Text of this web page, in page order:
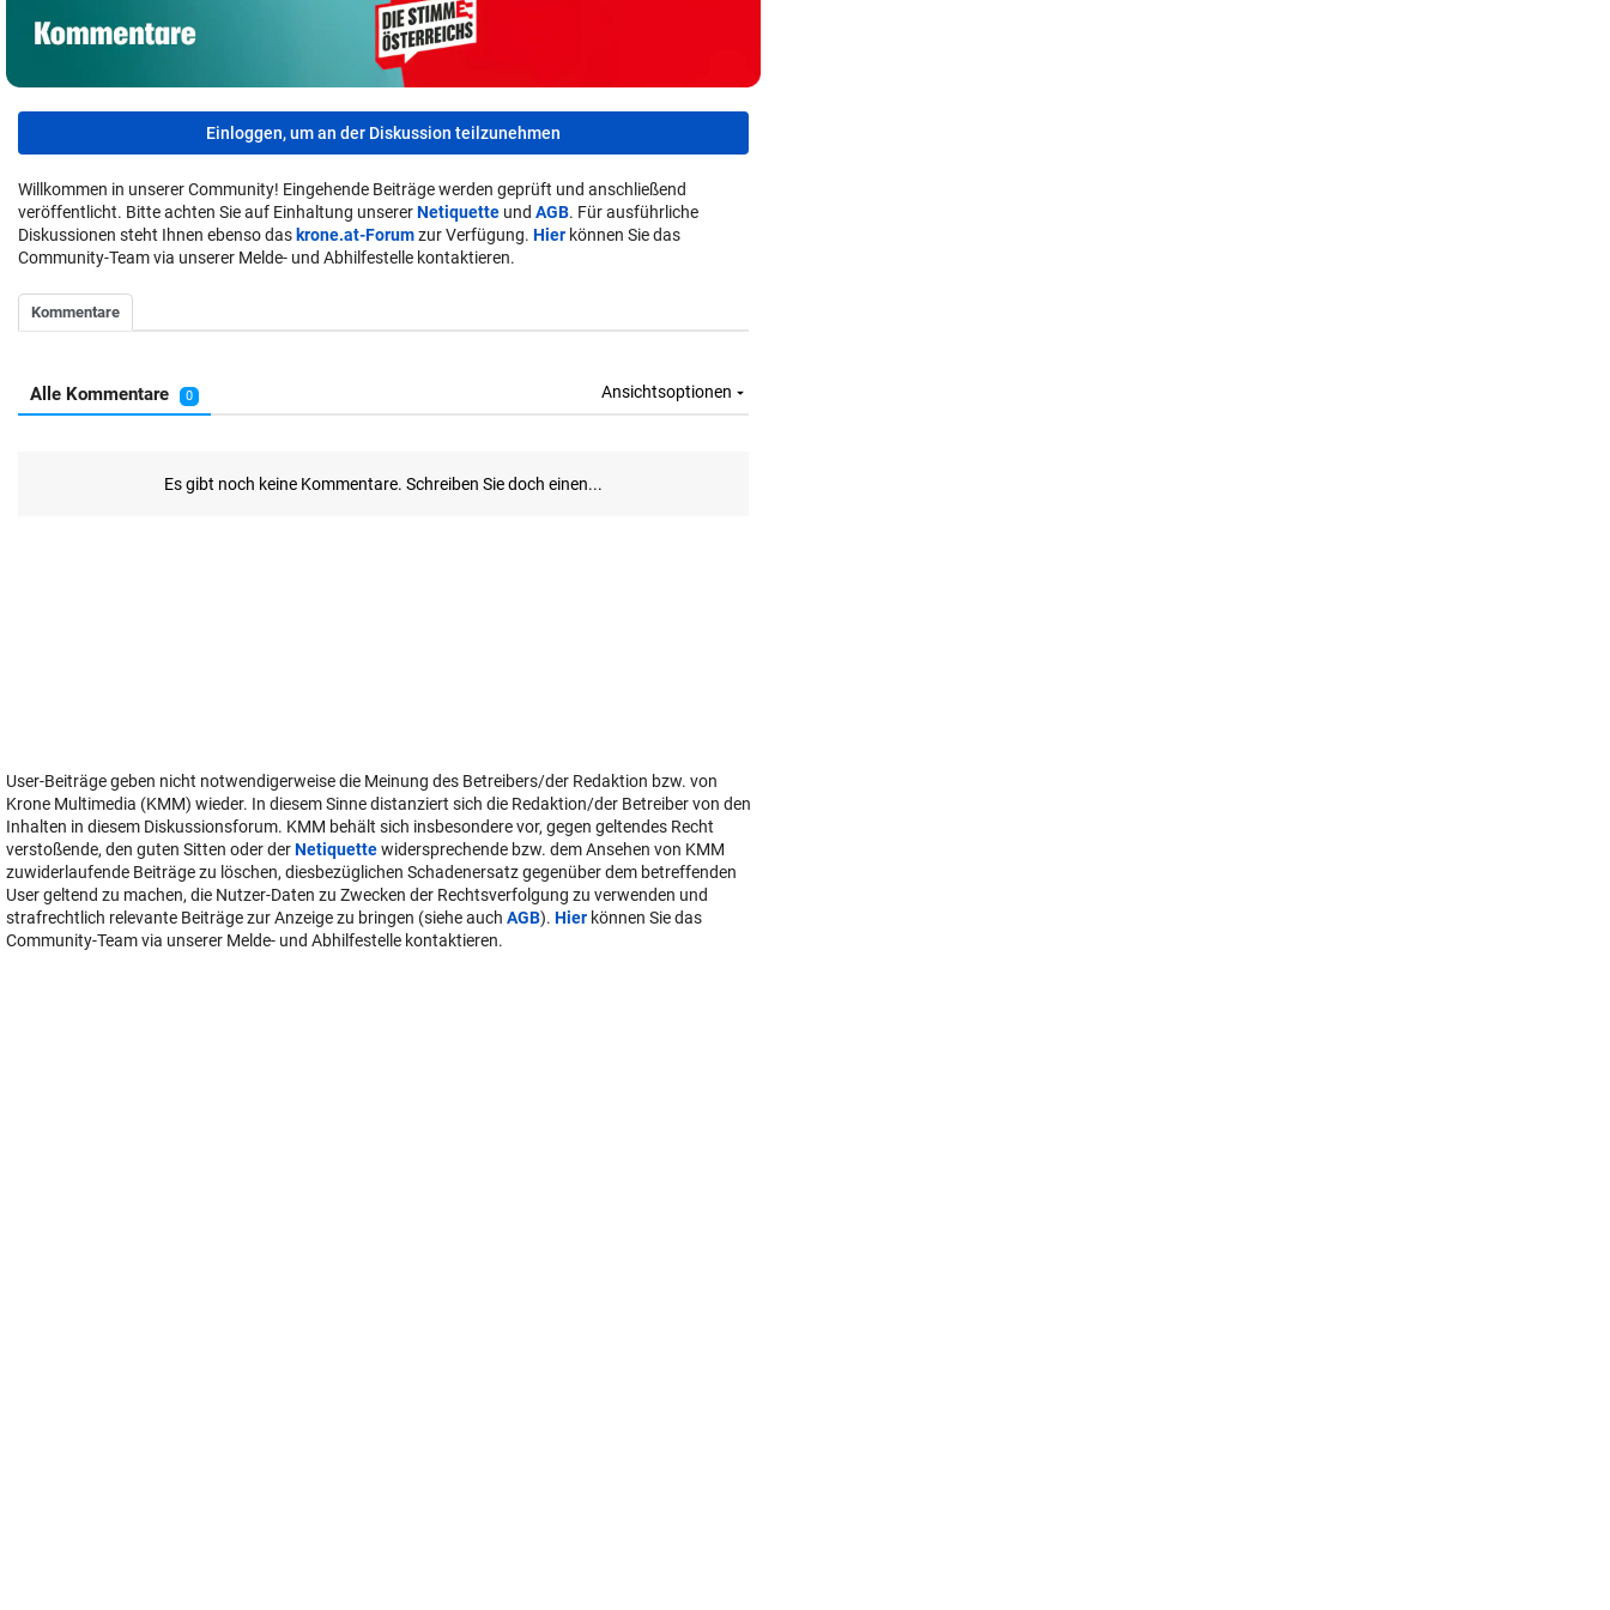
Einloggen, um an der Diskussion teilzunehmen
Willkommen in unserer Community! Eingehende Beiträge werden geprüft und anschließend
veröffentlicht. Bitte achten Sie auf Einhaltung unsererNetiquette und AGB. Für ausführliche
Diskussionen steht Ihnen ebenso das krone.at-Forumzur Verfügung. Hier können Sie das
Community-Team via unserer Melde- und Abhilfestelle kontaktieren.
User-Beiträge geben nicht notwendigerweise die Meinung des Betreibers/der Redaktion bzw. von
Krone Multimedia (KMM) wieder. In diesem Sinne distanziert sich die Redaktion/der Betreiber von den
Inhalten in diesem Diskussionsforum. KMM behält sich insbesondere vor, gegen geltendes Recht
verstoßende, den guten Sitten oder derNetiquettewidersprechende bzw. dem Ansehen von KMM
zuwiderlaufende Beiträge zu löschen, diesbezüglichen Schadenersatz gegenüber dem betreffenden
User geltend zu machen, die Nutzer-Daten zu Zwecken der Rechtsverfolgung zu verwenden und
strafrechtlich relevante Beiträge zur Anzeige zu bringen (siehe auch AGB). Hier können Sie das
Community-Team via unserer Melde- und Abhilfestelle kontaktieren.